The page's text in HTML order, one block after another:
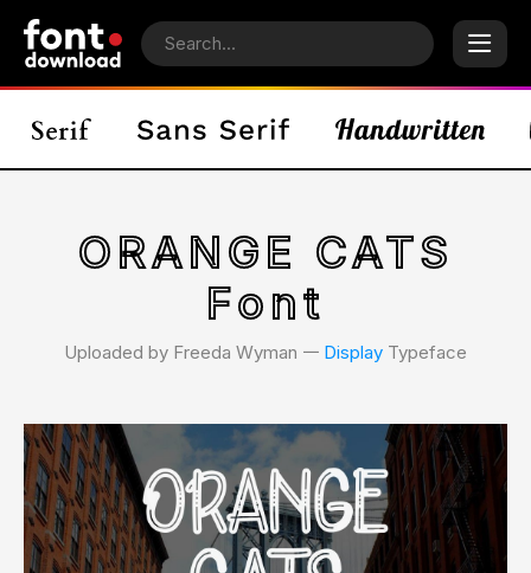
ORANGE CATS
Font
Uploaded by Freeda Wyman 𑁋 Display Typeface